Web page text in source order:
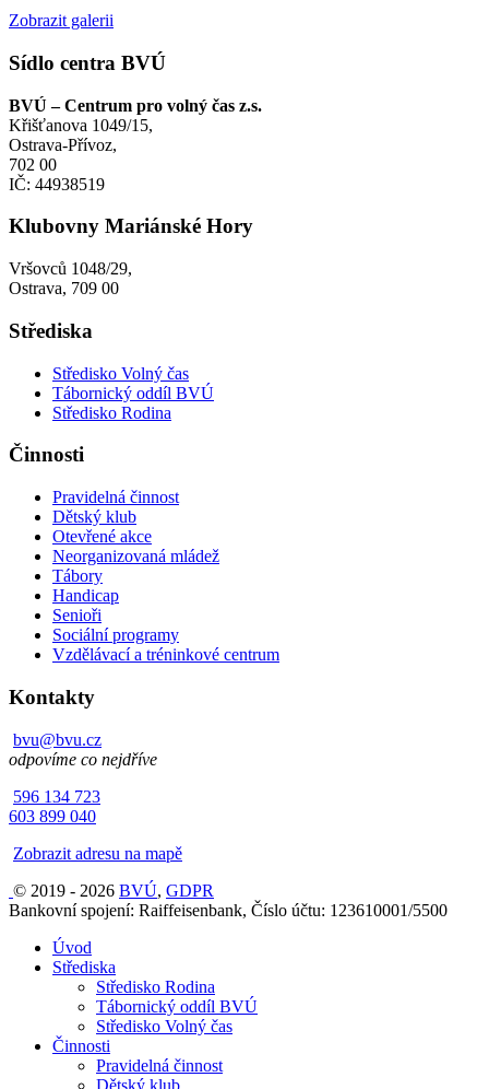
Zobrazit galerii
Sídlo centra BVÚ
BVÚ – Centrum pro volný čas z.s.
Křišťanova 1049/15,
Ostrava-Přívoz,
702 00
IČ: 44938519
Klubovny Mariánské Hory
Vršovců 1048/29,
Ostrava, 709 00
Střediska
Středisko Volný čas
Tábornický oddíl BVÚ
Středisko Rodina
Činnosti
Pravidelná činnost
Dětský klub
Otevřené akce
Neorganizovaná mládež
Tábory
Handicap
Senioři
Sociální programy
Vzdělávací a tréninkové centrum
Kontakty
bvu@bvu.cz
odpovíme co nejdříve
596 134 723
603 899 040
Zobrazit adresu na mapě
© 2019 - 2026 BVÚ, GDPR
Bankovní spojení: Raiffeisenbank, Číslo účtu: 123610001/5500
Úvod
Střediska
Středisko Rodina
Tábornický oddíl BVÚ
Středisko Volný čas
Činnosti
Pravidelná činnost
Dětský klub